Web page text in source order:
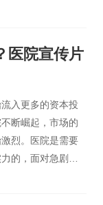
重要作用，那么
妆品广告视频才
医院宣传片
入更多的资本投
断崛起，市场的
烈。医院是需要
的，面对急剧变